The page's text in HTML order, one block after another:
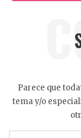
Parece que
tema y/o